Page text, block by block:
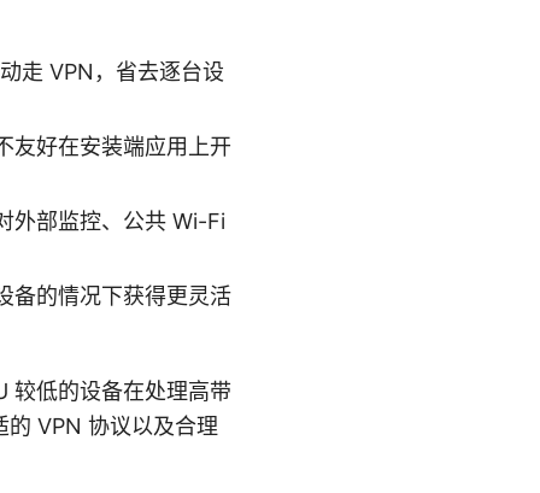
走 VPN，省去逐台设
友好在安装端应用上开
外部监控、公共 Wi-Fi
备的情况下获得更灵活
较低的设备在处理高带
VPN 协议以及合理